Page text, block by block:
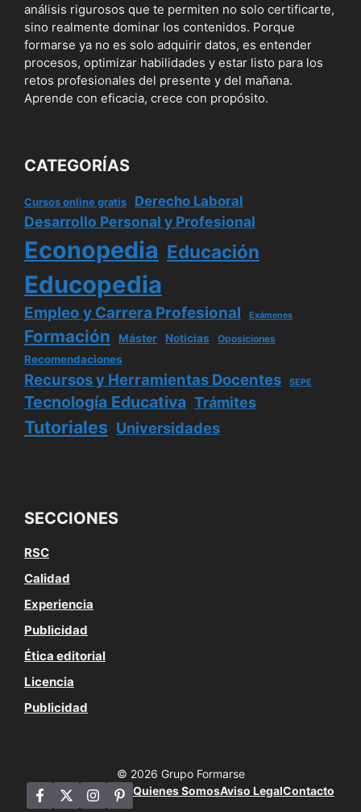
análisis rigurosos que te permiten no solo certificarte,
sino realmente dominar los contenidos. Porque
formarse ya no es solo adquirir datos, es entender
procesos, optimizar habilidades y estar listo para los
retos profesionales del presente y del mañana.
Aprende con eficacia, crece con propósito.
CATEGORÍAS
Cursos online gratis Derecho Laboral
Desarrollo Personal y Profesional
Econopedia Educación
Educopedia
Empleo y Carrera Profesional Exámenes
Formación Máster Noticias Oposiciones
Recomendaciones
Recursos y Herramientas Docentes SEPE
Tecnología Educativa Trámites
Tutoriales Universidades
SECCIONES
RSC
Calidad
Experiencia
Publicidad
Ética editorial
Licencia
Publicidad
© 2026 Grupo Formarse
Quienes SomosAviso LegalContacto